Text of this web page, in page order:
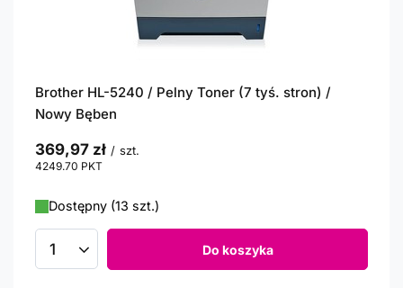
Brother HL-5240 / Pelny Toner (7 tyś. stron) /
Nowy Bęben
369,97 zł / szt.
4249.70 PKT
Dostępny (13 szt.)
Ilość produktów Do koszyka